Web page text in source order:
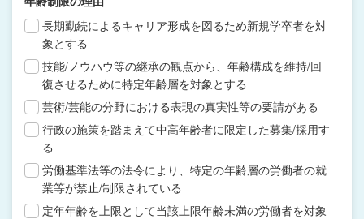
長期勤続によるキャリア形成を図るため新規学卒者を対
象とする
技能/ノウハウ等の継承の観点から、年齢構成を維持/回
復させるために特定年齢層を対象とする
芸術/芸能の分野における表現の真実性等の要請がある
行政の施策を踏まえて中高年齢者に限定した募集/採用す
る
労働基準法等の法令により、特定の年齢層の労働者の就
業等が禁止/制限されている
定年年齢を上限として当該上限年齢未満の労働者を対象